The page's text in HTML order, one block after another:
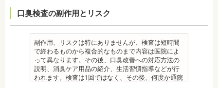
癖が改善されない場合は、治療期間が延びることが
療」を終えて歯並びが改善されても、まだ歯が元の
位置に戻ろうとする傾向があるため、一定期間動か
した歯を正しい位置にとどめておく保定が必要で
す。歯の位置が安定するまでの保定期間には個人差
があるので、治療後も歯科医師の指示を守ってくだ
さい。
装着時間を守っていなかったり、定期的な来院がで
きなかった場合は、治療期間が延びる場合がありま
す。
・特殊な噛み合わせ、骨の硬さ、歯のかたちの場合
は、治療期間が長くなる場合があります。
・舌で歯を押す癖や、歯並びに悪影響をあたえる癖
が改善されない方は、治療期間が延びる場合があり
ます。
なることもあります。
・装置が壊れることがあります。その際は歯科医院
を受診してください。
・個人差があり、かなりのストレスを受ける患者様
もいます。
・矯正中は、器具を装着するため、食べかすが詰ま
りやすく虫歯、歯周病を招きやすくなります。（矯
正器具をつけている箇所の虫歯治療は、基本的に矯
【プロフィール】
勤務
フローを受けられない人もいます。
ウダー粒子をジェット噴射で歯に吹き付け、歯にこ
びりついた汚れを落とすことができます。
歯科で主に歯の着色やタバコのヤニ除去の用途とし
て使われていますが、歯周ポケット内の歯周病の細
菌除去にも効果があります。
監修医情報 菊地由利佳先生
また検査1ヶ月以内に抗生物質を使用している場合も
正確な結果が出ないことがあるので時期を延ばす場
合もあります。健康保険の適用外となり自由診療と
なります。
備考
ご自身の唾液の量、性質、虫歯の原因菌の量を知
り、虫歯予防とセルフケア強化を目的とした検査で
す。
口臭検査の副作用とリスク
副作用、リスクは特にありませんが、検査は短時間
で終わるものから複合的なものまで内容は医院によ
って異なります。その後、口臭改善への対応方法の
説明、消臭ケア用品の紹介、生活習慣指導などが行
われます。検査は1回ではなく、その後、何度か通院